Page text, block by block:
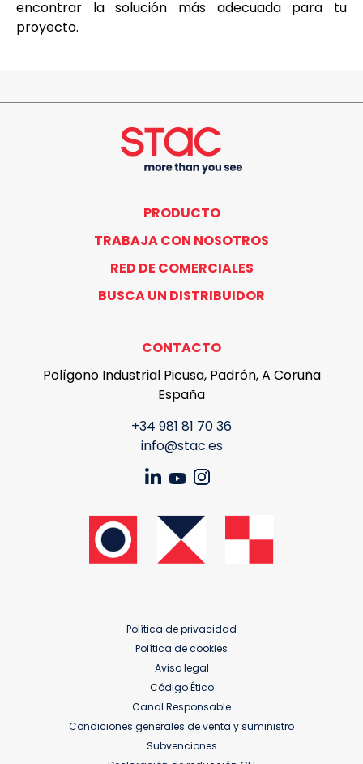
encontrar la solución más adecuada para tu
proyecto.
PRODUCTO
TRABAJA CON NOSOTROS
RED DE COMERCIALES
BUSCA UN DISTRIBUIDOR
CONTACTO
Polígono Industrial Picusa, Padrón, A Coruña
España
+34 981 81 70 36
info@stac.es
Política de privacidad
Política de cookies
Aviso legal
Código Ético
Canal Responsable
Condiciones generales de venta y suministro
Subvenciones